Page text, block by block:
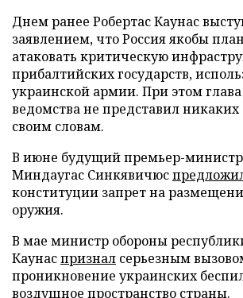
Днем ранее Робертас Каунас
заявлением, что Россия якобы
атаковать критическую
прибалтийских государств,
украинской армии. При этом
ведомства не представил никаких
своим словам.
В июне будущий премьер-
Миндаугас Синкявичюс
конституции запрет на
оружия.
В мае министр обороны
Каунаспризнал серьезным
проникновение украинских
воздушное пространство страны.